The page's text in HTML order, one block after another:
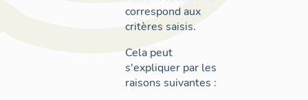
correspond aux
critères saisis.
Cela peut
s'expliquer par les
raisons suivantes :